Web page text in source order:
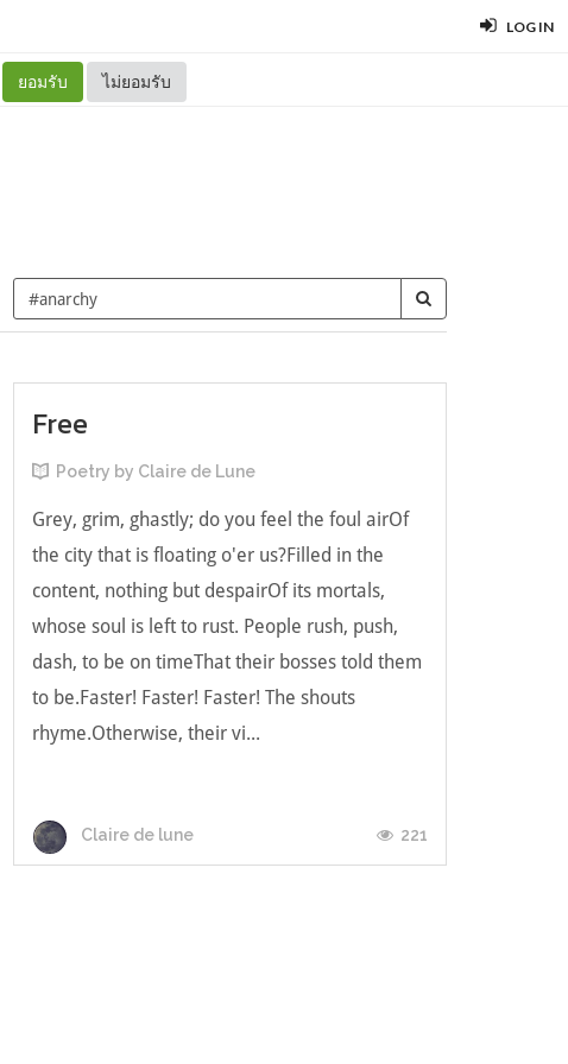
LOG IN
ยอมรับ ไม่ยอมรับ
Free
Poetry by Claire de Lune
Grey, grim, ghastly; do you feel the foul airOf
the city that is floating o'er us?Filled in the
content, nothing but despairOf its mortals,
whose soul is left to rust. People rush, push,
dash, to be on timeThat their bosses told them
to be.Faster! Faster! Faster! The shouts
rhyme.Otherwise, their vi...
Claire de lune 221